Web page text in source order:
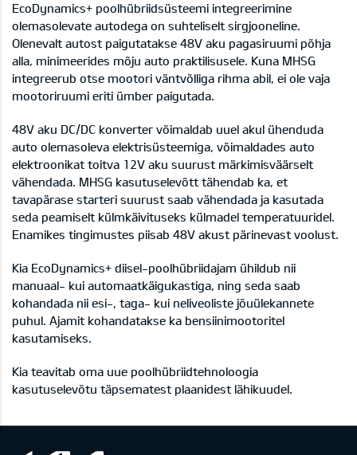
EcoDynamics+ poolhübriidsüsteemi integreerimine
olemasolevate autodega on suhteliselt sirgjooneline.
Olenevalt autost paigutatakse 48V aku pagasiruumi põhja
alla, minimeerides mõju auto praktilisusele. Kuna MHSG
integreerub otse mootori väntvõlliga rihma abil, ei ole vaja
mootoriruumi eriti ümber paigutada.
48V aku DC/DC konverter võimaldab uuel akul ühenduda
auto olemasoleva elektrisüsteemiga, võimaldades auto
elektroonikat toitva 12V aku suurust märkimisväärselt
vähendada. MHSG kasutuselevõtt tähendab ka, et
tavapärase starteri suurust saab vähendada ja kasutada
seda peamiselt külmkäivituseks külmadel temperatuuridel.
Enamikes tingimustes piisab 48V akust pärinevast voolust.
Kia EcoDynamics+ diisel-poolhübriidajam ühildub nii
manuaal- kui automaatkäigukastiga, ning seda saab
kohandada nii esi-, taga- kui neliveoliste jõuülekannete
puhul. Ajamit kohandatakse ka bensiinimootoritel
kasutamiseks.
Kia teavitab oma uue poolhübriidtehnoloogia
kasutuselevõtu täpsematest plaanidest lähikuudel.